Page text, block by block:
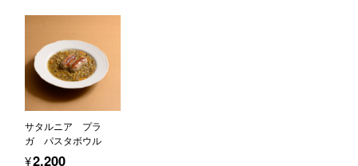
サタルニア プラ
ガ パスタボウル
¥2,200